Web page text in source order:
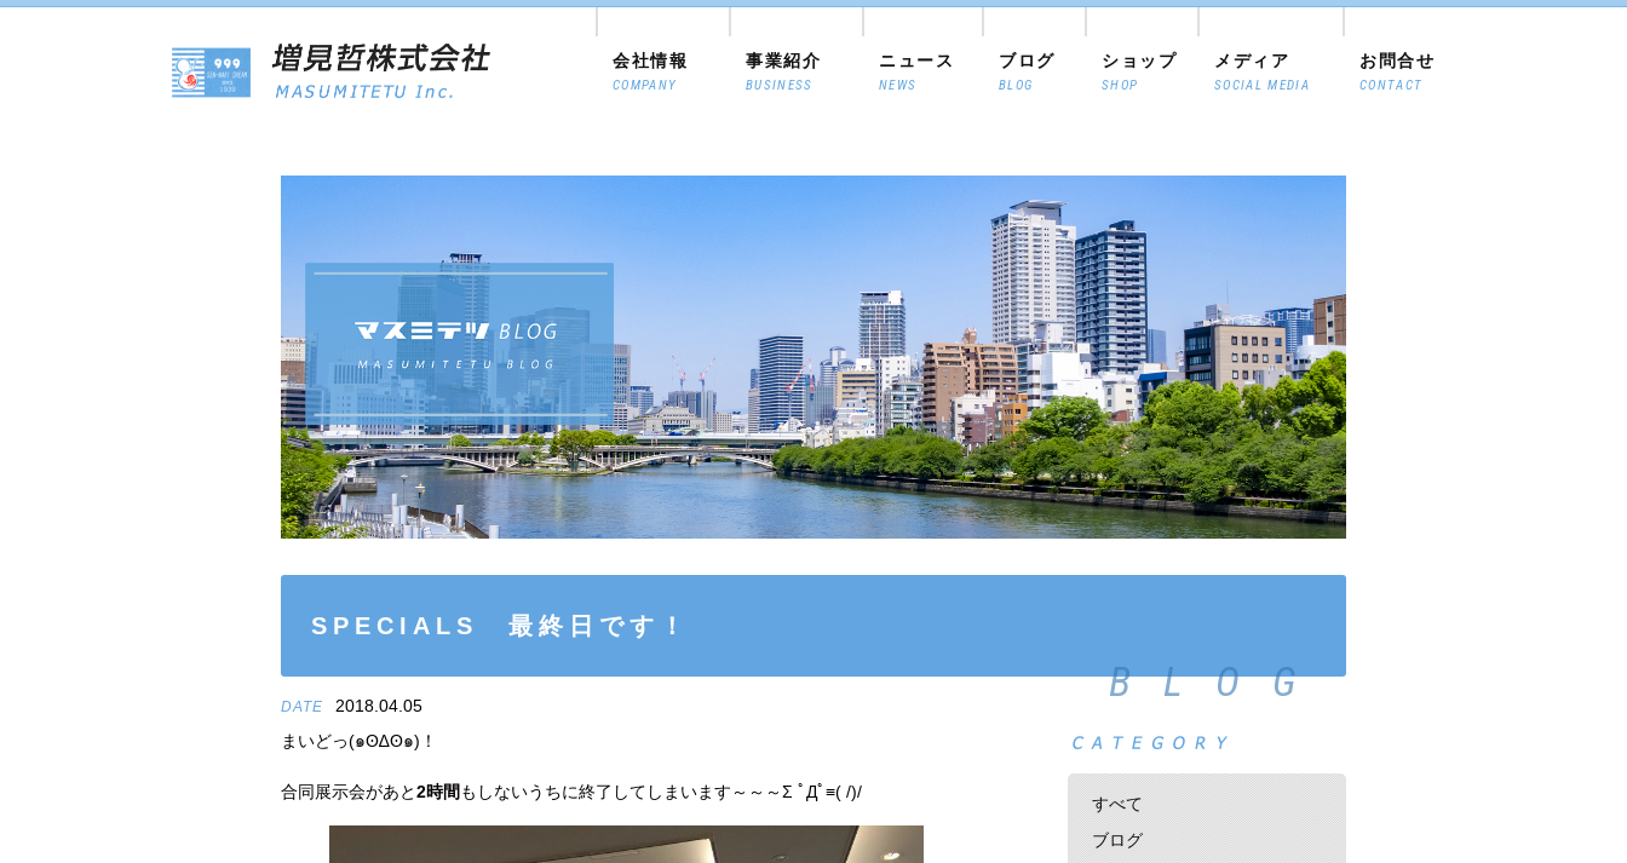
会社情報
COMPANY
事業紹介
BUSINESS
ニュース
NEWS
ブログ
BLOG
ショップ
SHOP
メディア
SOCIAL MEDIA
お問合せ
CONTACT
SPECIALS 最終日です！
BLOG
DATE
2018.04.05
まいどっ(๑ʘ∆ʘ๑)！
合同展示会があと2時間 もしないうちに終了してしまいます～～～Σ ﾟДﾟ≡( /)/
すべて
ブログ